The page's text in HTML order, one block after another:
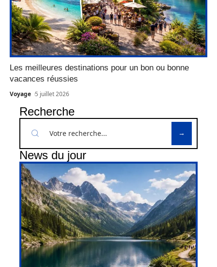
Les meilleures destinations pour un bon ou bonne
vacances réussies
Voyage 5 juillet 2026
Recherche
News du jour